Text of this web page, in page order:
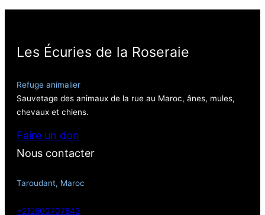
Les Écuries de la Roseraie
Refuge animalier
Sauvetage des animaux de la rue au Maroc, ânes, mules,
chevaux et chiens.
Faire un don
Nous contacter
Taroudant, Maroc
+212600707843